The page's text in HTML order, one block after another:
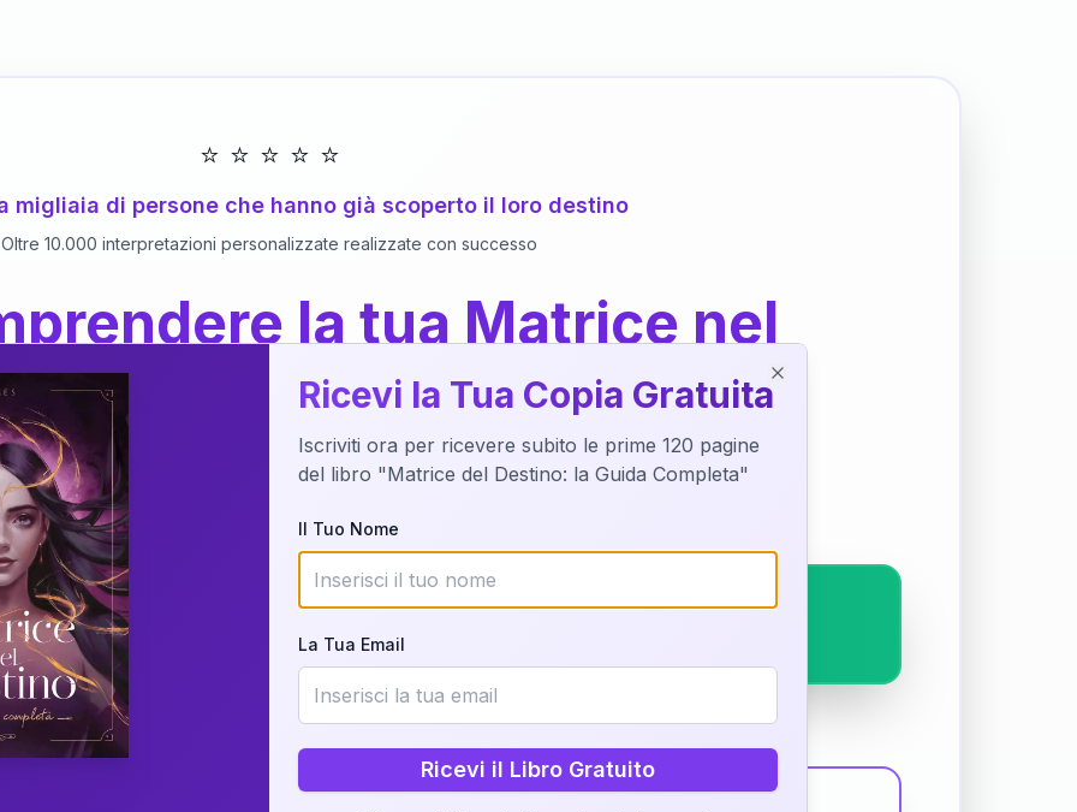
⭐ ⭐ ⭐ ⭐ ⭐
migliaia di persone che hanno già scoperto il loro destino
Oltre 10.000 interpretazioni personalizzate realizzate con successo
la tua Matrice nel
dettaglio?
della tua Matrice del Destino attraverso una nostra interpretazione
o studiando attraverso il manuale completo.
Richiedi Interpretazione
✨ Interpretazione personalizzata
Scopri il Libro
del Libro
Ricevi la Tua Copia Gratuita
Iscriviti ora per ricevere subito le prime 120 pagine
del libro "Matrice del Destino: la Guida Completa"
Il Tuo Nome
La Tua Email
Ricevi il Libro Gratuito